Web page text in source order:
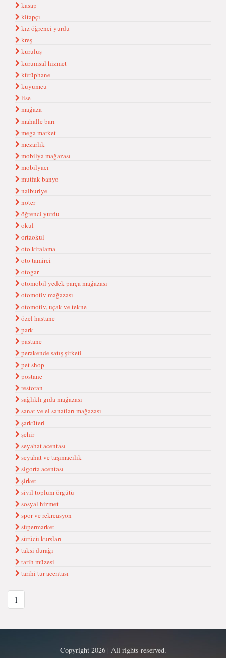
kasap
kitapçı
kız öğrenci yurdu
kreş
kuruluş
kurumsal hizmet
kütüphane
kuyumcu
lise
mağaza
mahalle barı
mega market
mezarlık
mobilya mağazası
mobilyacı
mutfak banyo
nalburiye
noter
öğrenci yurdu
okul
ortaokul
oto kiralama
oto tamirci
otogar
otomobil yedek parça mağazası
otomotiv mağazası
otomotiv, uçak ve tekne
özel hastane
park
pastane
perakende satış şirketi
pet shop
postane
restoran
sağlıklı gıda mağazası
sanat ve el sanatları mağazası
şarküteri
şehir
seyahat acentası
seyahat ve taşımacılık
sigorta acentası
şirket
sivil toplum örgütü
sosyal hizmet
spor ve rekreasyon
süpermarket
sürücü kursları
taksi durağı
tarih müzesi
tarihi tur acentası
1
Copyright 2026 | All rights reserved.